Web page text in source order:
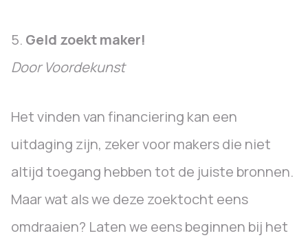
5. Geld zoekt maker!
Door Voordekunst
Het vinden van financiering kan een
uitdaging zijn, zeker voor makers die niet
altijd toegang hebben tot de juiste bronnen.
Maar wat als we deze zoektocht eens
omdraaien? Laten we eens beginnen bij het